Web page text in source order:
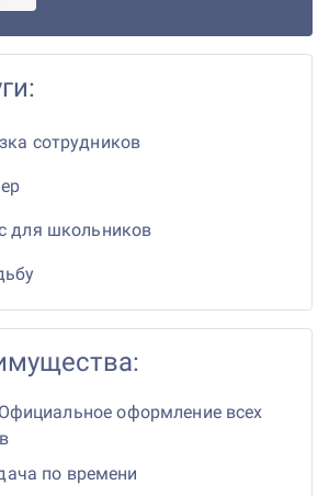
сотрудников
для школьников
оформление всех
по времени